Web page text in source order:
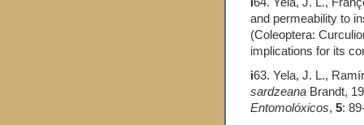
and permeability to
(Coleoptera:
implications for its
i63. Yela, J. L.,
sardzeana Brandt,
Entomolóxicos, 5: